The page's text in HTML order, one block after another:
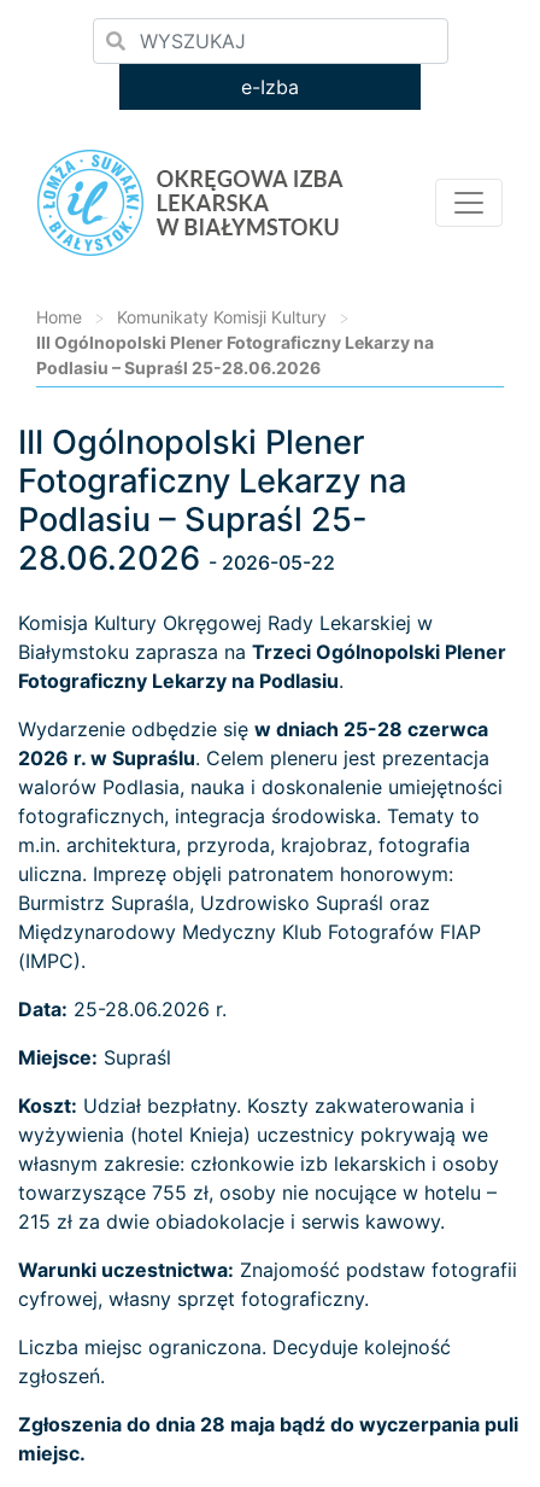
e-Izba
Home > Komunikaty Komisji Kultury
>
III Ogólnopolski Plener Fotograficzny Lekarzy na
Podlasiu – Supraśl 25-28.06.2026
Loading...
III Ogólnopolski Plener
Fotograficzny Lekarzy na
Podlasiu – Supraśl 25-
28.06.2026 - 2026-05-22
Komisja Kultury Okręgowej Rady Lekarskiej w
Białymstoku zaprasza na Trzeci Ogólnopolski Plener
Fotograficzny Lekarzy na Podlasiu.
Wydarzenie odbędzie się w dniach 25-28 czerwca
2026 r. w Supraślu. Celem pleneru jest prezentacja
walorów Podlasia, nauka i doskonalenie umiejętności
fotograficznych, integracja środowiska. Tematy to
m.in. architektura, przyroda, krajobraz, fotografia
uliczna. Imprezę objęli patronatem honorowym:
Burmistrz Supraśla, Uzdrowisko Supraśl oraz
Międzynarodowy Medyczny Klub Fotografów FIAP
(IMPC).
Data: 25-28.06.2026 r.
Miejsce: Supraśl
Koszt: Udział bezpłatny. Koszty zakwaterowania i
wyżywienia (hotel Knieja) uczestnicy pokrywają we
własnym zakresie: członkowie izb lekarskich i osoby
towarzyszące 755 zł, osoby nie nocujące w hotelu –
215 zł za dwie obiadokolacje i serwis kawowy.
Warunki uczestnictwa: Znajomość podstaw fotografii
cyfrowej, własny sprzęt fotograficzny.
Liczba miejsc ograniczona. Decyduje kolejność
zgłoszeń.
Zgłoszenia do dnia 28 maja bądź do wyczerpania puli
miejsc.